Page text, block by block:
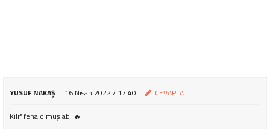
YUSUF NAKAŞ 16 Nisan 2022 / 17:40 CEVAPLA
Kılıf fena olmuş abi 🔥